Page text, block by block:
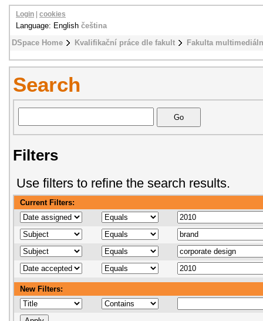
DSpace Home Kvalifikační práce dle fakult Fakulta
Login cookies
Language: English čeština
Search
Filters
Use filters to refine the search results.
Current Filters:
New Filters: